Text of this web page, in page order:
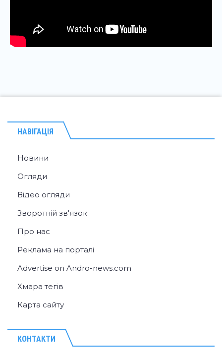
НАВІГАЦІЯ
Новини
Огляди
Відео огляди
Зворотній зв'язок
Про нас
Реклама на порталі
Advertise on Andro-news.com
Хмара тегів
Карта сайту
КОНТАКТИ